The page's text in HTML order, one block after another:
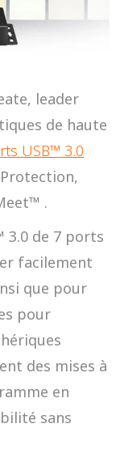
leader
de haute
USB™ 3.0
Protection,
.
3.0 de 7 ports
facilement
que pour
pour
des mises à
en
sans